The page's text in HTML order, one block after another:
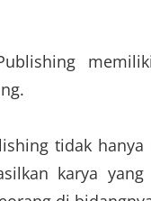
tidak
karya